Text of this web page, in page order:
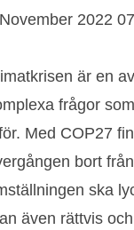
2022
är en
frågor
Med COP27
bort
ska
även rättvis